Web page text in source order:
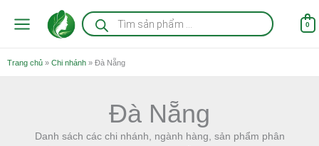
Tìm
kiếm
sản
0
Trang chủ » Chi nhánh » Đà Nẵng
Đà Nẵng
Danh sách các chi nhánh, ngành hàng, sản phẩm phân